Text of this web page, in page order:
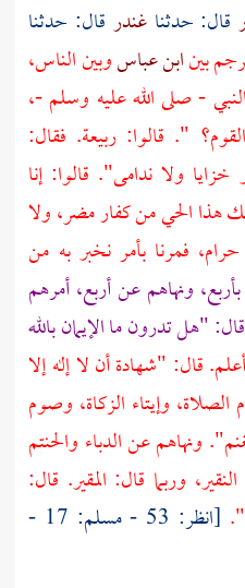
قال: حدثناغندر قال: حدثنا
بينابن عباسوبين الناس،
- صلى الله عليه وسلم -،
". قالوا: ربيعة. فقال:
ولا ندامى". قالوا: إنا
هذا الحي من كفارمضر،ولا
فمرنا بأمر نخبر به من
ونهاهم عن أربع، أمرهم
"هل تدرون ما الإيمان بالله
قال: "شهادة أن لا إله إلا
الصلاة، وإيتاء الزكاة، وصوم
ونهاهم عن الدباء والحنتم
وربما قال: المقير. قال:
[انظر: 53 - مسلم: 17 -